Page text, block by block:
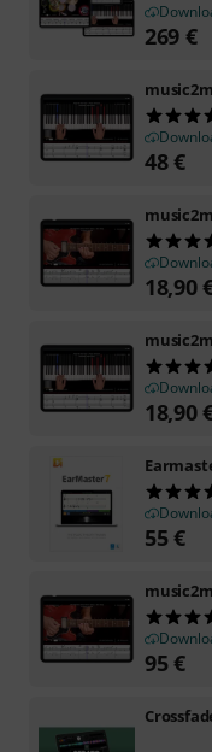
269 €
48€
18,90
18,90
55€
95€